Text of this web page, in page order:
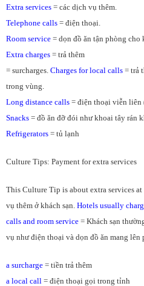
Extra services = các dịch vụ thêm.
Telephone calls = điện thoại.
Room service = dọn đồ ăn tận phòng cho
Extra charges = trả thêm
= surcharges. Charges for local calls = trả
trong vùng.
Long distance calls = điện thoại viễn liên
Snacks = đồ ăn đỡ đói như khoai tây rán
Refrigerators = tủ lạnh
Culture Tips: Payment for extra services
This Culture Tip is about extra services
vụ thêm ở khách sạn. Hotels usually
calls and room service = Khách sạn
vụ như điện thoại và dọn đồ ăn mang lên
a surcharge = tiền trả thêm
a local call = điện thoại gọi trong tỉnh